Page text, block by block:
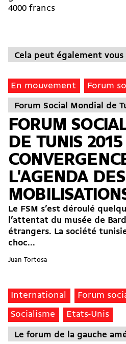
4000 francs
Cela peut également vous
En mouvement Forum
Forum Social Mondial de
FORUM
DE TUNIS 2015
L'AGENDA DES
Le FSM s’est déroulé
l’attentat du musée de
étrangers. La société
choc...
Juan Tortosa
International Forum
Socialisme Etats-Unis
Le forum de la gauche